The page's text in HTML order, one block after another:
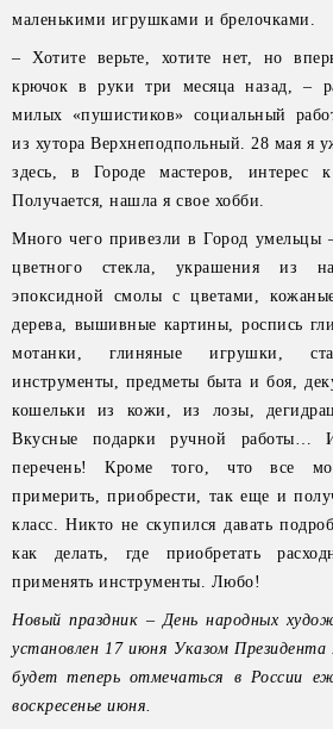
маленькими игрушками и брелочками.
– Хотите верьте, хотите нет, но
крючок в руки три месяца назад, –
милых «пушистиков» социальный
из хутора Верхнеподпольный. 28 мая я
здесь, в Городе мастеров,
Получается, нашла я свое хобби.
Много чего привезли в Город умельцы
цветного стекла, украшения из
эпоксидной смолы с цветами,
дерева, вышивные картины, роспись
мотанки, глиняные игрушки,
инструменты, предметы быта и боя,
кошельки из кожи, из лозы,
Вкусные подарки ручной работы…
перечень! Кроме того, что все
примерить, приобрести, так еще и
класс. Никто не скупился давать
как делать, где приобретать
применять инструменты. Любо!
Новый праздник – День народных
установлен 17 июня Указом Президента
будет теперь отмечаться в России
воскресенье июня.